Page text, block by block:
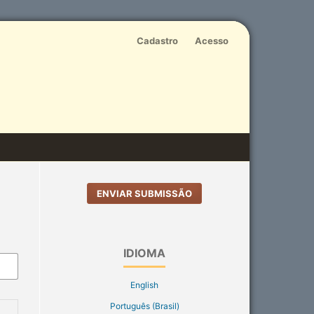
Cadastro Acesso
ENVIAR SUBMISSÃO
IDIOMA
English
Português (Brasil)